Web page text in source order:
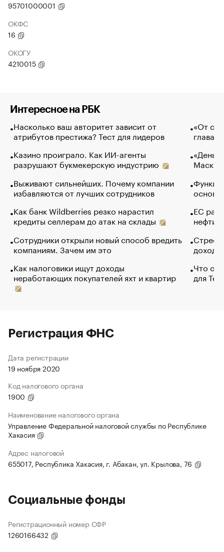
95701000001
ОКФС
16
ОКОГУ
4210015
Интересное на РБК
Насколько ваш авторитет зависит от
атрибутов престижа? Тест для лидеров
Казино проиграло. Как ИИ-агенты
разрушают букмекерскую индустрию
Выживают сильнейших. Почему компании
избавляются от лучших сотрудников
Как банк Wildberries резко нарастил
кредиты селлерам до атак на склады
Сотрудники открыли новый способ вредить
компаниям. Зачем им это
Как налоговики ищут доходы
неработающих покупателей яхт и квартир
«От
глава
Маск в
основ
ЕС
нефти
Что
для
Регистрация ФНС
Дата регистрации
19 ноября 2020
Код налогового органа
1900
Наименование налогового органа
Управление Федеральной налоговой службы по Республике
Хакасия
Адрес налоговой
655017, Республика Хакасия, г. Абакан, ул. Крылова, 76
Социальные фонды
Регистрационный номер СФР
1260166432